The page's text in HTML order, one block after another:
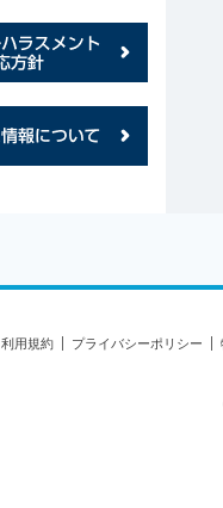
利用規約 プライバシーポリシー